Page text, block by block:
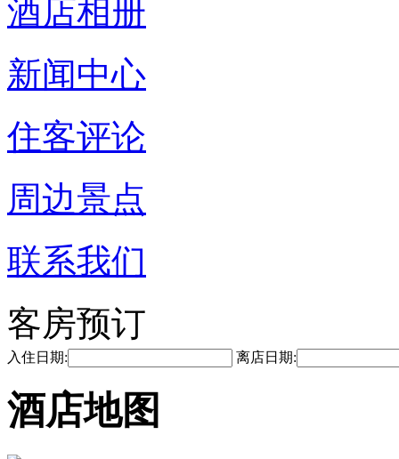
酒店相册
新闻中心
住客评论
周边景点
联系我们
客房预订
入住日期: 离店日期:
酒店地图